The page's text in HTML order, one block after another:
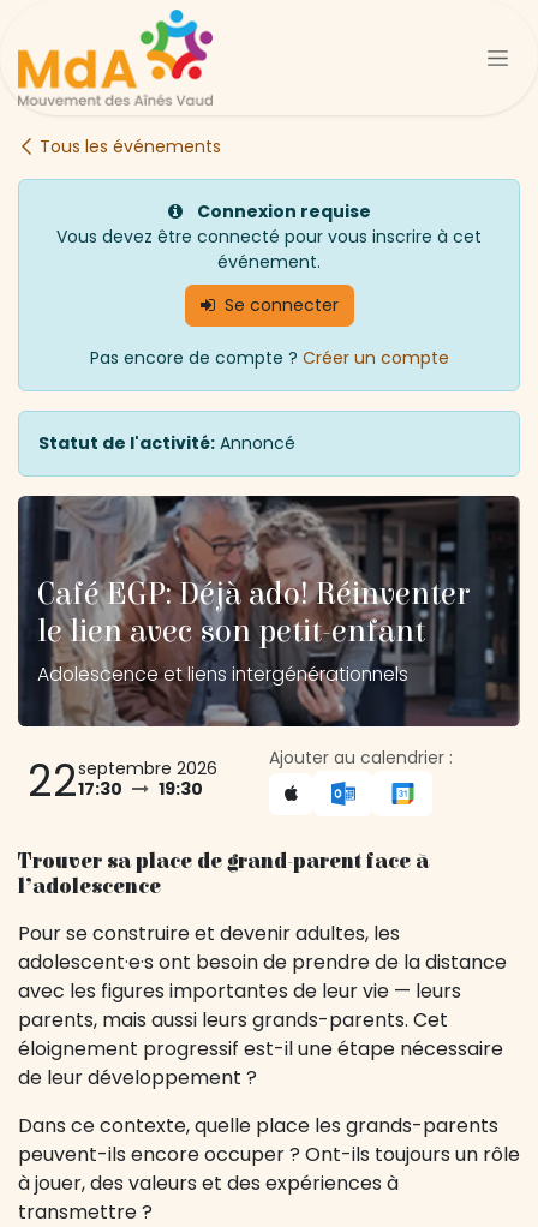
Se rendre au contenu
Tous les événements
Connexion requise
Vous devez être connecté pour vous inscrire à cet
événement.
Se connecter
Pas encore de compte ? Créer un compte
Statut de l'activité: Annoncé
Café EGP: Déjà ado! Réinventer
le lien avec son petit-enfant
Adolescence et liens intergénérationnels
22septembre 2026
17:30
19:30
Ajouter au calendrier :
Trouver sa place de grand-parent face à
l’adolescence
Pour se construire et devenir adultes, les
adolescent·e·s ont besoin de prendre de la distance
avec les figures importantes de leur vie — leurs
parents, mais aussi leurs grands-parents. Cet
éloignement progressif est-il une étape nécessaire
de leur développement ?
Dans ce contexte, quelle place les grands-parents
peuvent-ils encore occuper ? Ont-ils toujours un rôle
à jouer, des valeurs et des expériences à
transmettre ?